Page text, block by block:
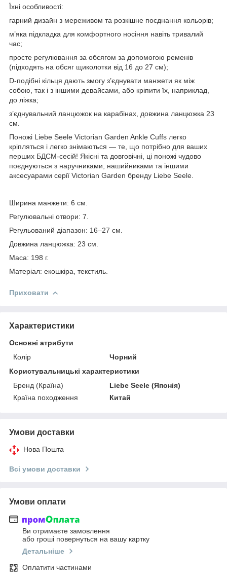
Їхні особливості:
гарний дизайн з мереживом та розкішне поєднання кольорів;
м’яка підкладка для комфортного носіння навіть тривалий
час;
просте регулювання за обсягом за допомогою ременів
(підходять на обсяг щиколотки від 16 до 27 см);
D-подібні кільця дають змогу з’єднувати манжети як між
собою, так і з іншими девайсами, або кріпити їх, наприклад,
до ліжка;
з’єднувальний ланцюжок на карабінах, довжина ланцюжка 23
см.
Поножі Liebe Seele Victorian Garden Ankle Cuffs легко
кріпляться і легко знімаються — те, що потрібно для ваших
перших БДСМ-сесій! Якісні та довговічні, ці поножі чудово
поєднуються з наручниками, нашийниками та іншими
аксесуарами серії Victorian Garden бренду Liebe Seele.
Ширина манжети: 6 см.
Регулювальні отвори: 7.
Регульований діапазон: 16–27 см.
Довжина ланцюжка: 23 см.
Маса: 198 г.
Матеріал: екошкіра, текстиль.
Приховати
Характеристики
Основні атрибути
Колір
Чорний
Користувальницькі характеристики
Бренд (Країна)
Liebe Seele (Японія)
Країна походження
Китай
Умови доставки
Нова Пошта
Всі умови доставки
Умови оплати
Ви отримаєте замовлення
або гроші повернуться на вашу картку
Детальніше
Оплатити частинами